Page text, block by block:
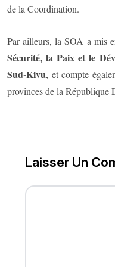
de la Coordination.
Par ailleurs, la SOA a mis
Sécurité, la Paix et le
Sud-Kivu, et compte
provinces de la République
Laisser Un